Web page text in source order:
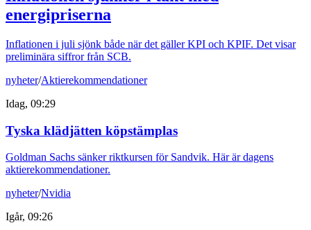
energipriserna
Inflationen i juli sjönk både när det gäller KPI och KPIF. Det visar
preliminära siffror från SCB.
nyheter/Aktierekommendationer
Idag, 09:29
Tyska klädjätten köpstämplas
Goldman Sachs sänker riktkursen för Sandvik. Här är dagens
aktierekommendationer.
nyheter/Nvidia
Igår, 09:26